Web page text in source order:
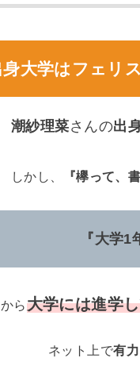
大学はフェリ
潮紗理菜さんの出
しかし、 『欅って、
『大学
ら大学には進学
ネット上で有